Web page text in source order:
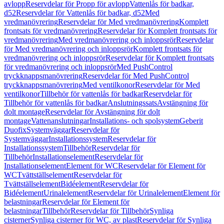
avloppReservdelar för Propp för avloppVattenlås för badkar,
d52Reservdelar för Vattenlås för badkar, d52Med
vredmanövreringReservdelar för Med vredmanövreringKomplett
frontsats för vredmanövreringReservdelar för Komplett frontsats för
vredmanövreringMed vredmanövrering och inloppsrörReservdelar
för Med vredmanövrering och inloppsrörKomplett frontsats för
vredmanövrering och inloppsrörReservdelar för Komplett frontsats
för vredmanövrering och inloppsrörMed PushControl
tryckknappsmanövreringReservdelar för Med PushControl
tryckknappsmanövreringMed ventilkonorReservdelar för Med
ventilkonorTillbehör för vattenlås för badkarReservdelar för
Tillbehör för vattenlås för badkarAnslutningssatsAvstängning för
dolt montageReservdelar för Avstängning för dolt
montageVattenanslutningarInstallations- och spolsystemGeberit
DuofixSystemväggarReservdelar för
SystemväggarInstallationssystemReservdelar för
InstallationssystemTillbehörReservdelar för
TillbehörInstallationselementReservdelar för
InstallationselementElement för WCReservdelar för Element för
WCTvättställselementReservdelar för
TvättställselementBidéelementReservdelar för
BidéelementUrinalelementReservdelar för UrinalelementElement för
belastningarReservdelar för Element för
belastningarTillbehörReservdelar för TillbehörSynliga
cisternerSynliga cisterner för WC, av plastReservdelar för Synliga